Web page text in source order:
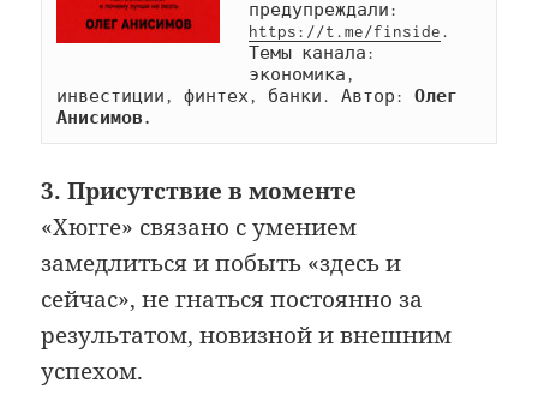
https://t.me/finside.
Темы канала:
экономика,
инвестиции, финтех, банки. Автор: Олег
Анисимов.
3. Присутствие в моменте
«Хюгге» связано с умением
замедлиться и побыть «здесь и
сейчас», не гнаться постоянно за
результатом, новизной и внешним
успехом.